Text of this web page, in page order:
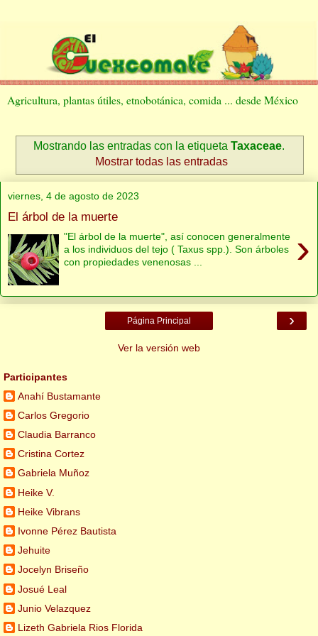
Agricultura, plantas útiles, etnobotánica, comida ... desde México
Mostrando las entradas con la etiqueta Taxaceae.
Mostrar todas las entradas
viernes, 4 de agosto de 2023
El árbol de la muerte
›
"El árbol de la muerte", así conocen generalmente
a los individuos del tejo ( Taxus spp.). Son árboles
con propiedades venenosas ...
›
Página Principal
Ver la versión web
Participantes
Anahí Bustamante
Carlos Gregorio
Claudia Barranco
Cristina Cortez
Gabriela Muñoz
Heike V.
Heike Vibrans
Ivonne Pérez Bautista
Jehuite
Jocelyn Briseño
Josué Leal
Junio Velazquez
Lizeth Gabriela Rios Florida